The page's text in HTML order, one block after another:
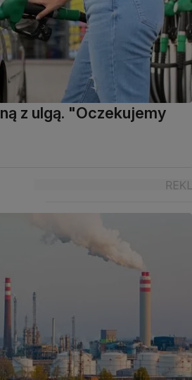
z ulgą. "Oczekujemy